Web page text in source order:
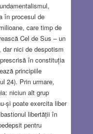
în procesul de
care timp de
Cel de Sus – un
nici de despotism
în constituția
principiile
24). Prin urmare,
niciun alt grup
și poate exercita liber
libertății în
pentru